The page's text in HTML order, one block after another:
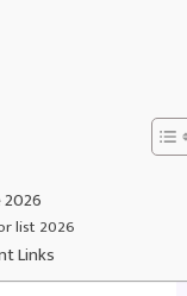
list 2026
Links